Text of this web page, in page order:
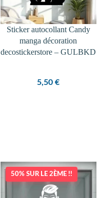
Sticker autocollant Candy
manga décoration
decostickerstore – GULBKD
5,50€
50% SUR LE 2ÈME !!